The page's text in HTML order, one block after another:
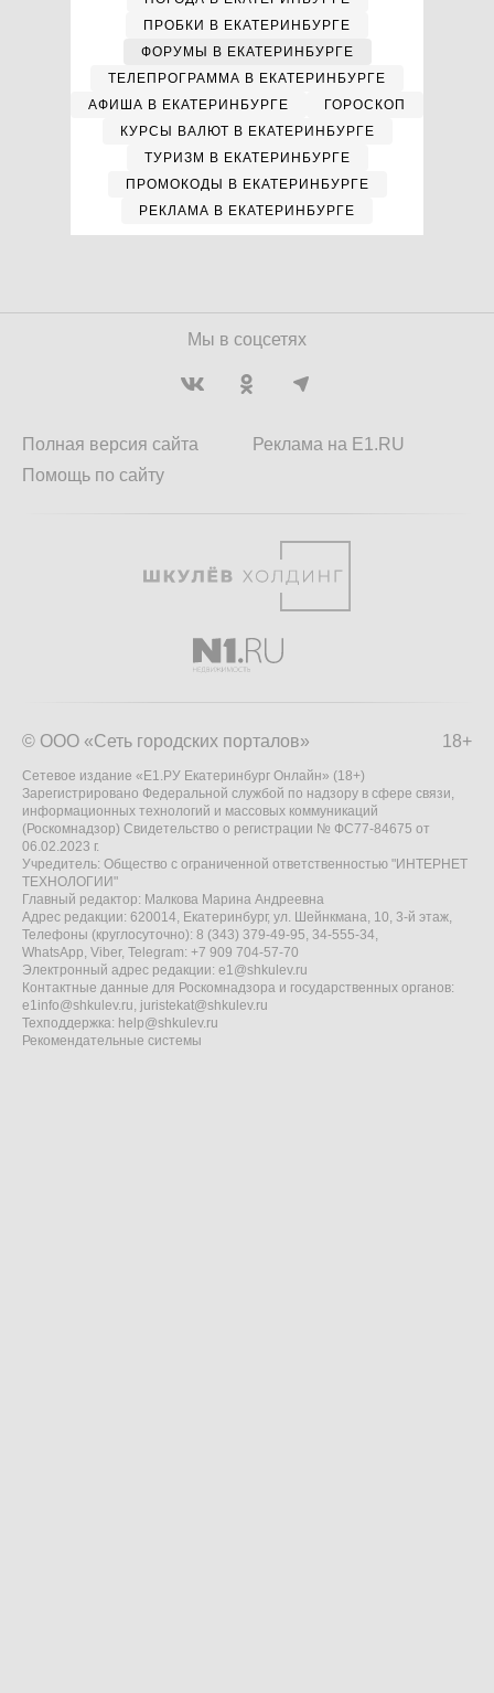
ПРОБКИ В ЕКАТЕРИНБУРГЕ
ФОРУМЫ В ЕКАТЕРИНБУРГЕ
ТЕЛЕПРОГРАММА В ЕКАТЕРИНБУРГЕ
АФИША В ЕКАТЕРИНБУРГЕ
ГОРОСКОП
КУРСЫ ВАЛЮТ В ЕКАТЕРИНБУРГЕ
ТУРИЗМ В ЕКАТЕРИНБУРГЕ
ПРОМОКОДЫ В ЕКАТЕРИНБУРГЕ
РЕКЛАМА В ЕКАТЕРИНБУРГЕ
Мы в соцсетях
Полная версия сайта
Помощь по сайту
Реклама на E1.RU
18+
© ООО «Сеть городских порталов»
Сетевое издание «Е1.РУ Екатеринбург Онлайн» (18+)
Зарегистрировано Федеральной службой по надзору в сфере связи,
информационных технологий и массовых коммуникаций
(Роскомнадзор) Свидетельство о регистрации № ФС77-84675 от
06.02.2023 г.
Учредитель: Общество с ограниченной ответственностью "ИНТЕРНЕТ
ТЕХНОЛОГИИ"
Главный редактор: Малкова Марина Андреевна
Адрес редакции: 620014, Екатеринбург, ул. Шейнкмана, 10, 3-й этаж,
Телефоны (круглосуточно): 8 (343) 379-49-95, 34-555-34,
WhatsApp, Viber, Telegram: +7 909 704-57-70
Электронный адрес редакции: e1@shkulev.ru
Контактные данные для Роскомнадзора и государственных органов:
e1info@shkulev.ru, juristekat@shkulev.ru
Техподдержка: help@shkulev.ru
Рекомендательные системы